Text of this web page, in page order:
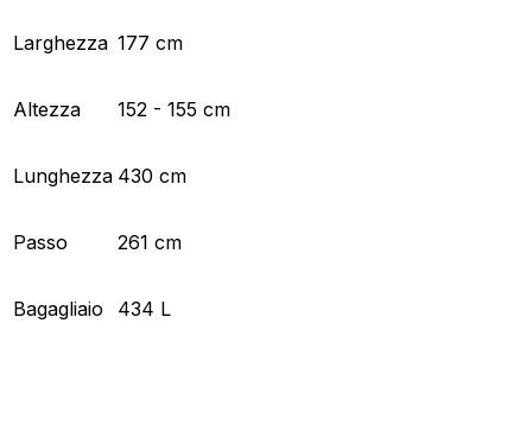
Larghezza 177 cm
Altezza 152 - 155 cm
Lunghezza 430 cm
Passo 261 cm
Bagagliaio 434 L